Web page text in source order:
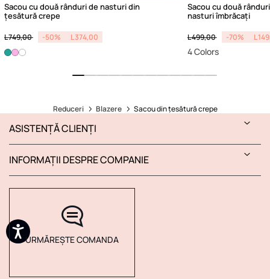
Sacou cu două rânduri de nasturi din
țesătură crepe
Price reduced from
L 749,00 to -50% L 374,00
Sacou cu două
nasturi îmbrăcați
Price reduced from
L 499,00 to -70% L
4 Colors
Reduceri Blazere Sacou din țesătură crepe
ASISTENȚĂ CLIENȚI
INFORMAȚII DESPRE COMPANIE
URMĂREȘTE COMANDA